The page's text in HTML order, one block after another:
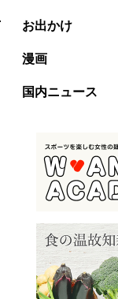
お出かけ
漫画
国内ニュース